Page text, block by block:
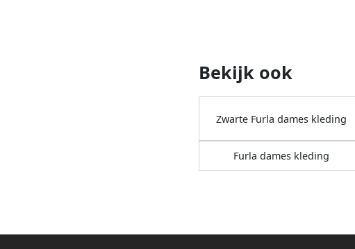
Bekijk ook
Zwarte Furla dames kleding
Furla dames kleding